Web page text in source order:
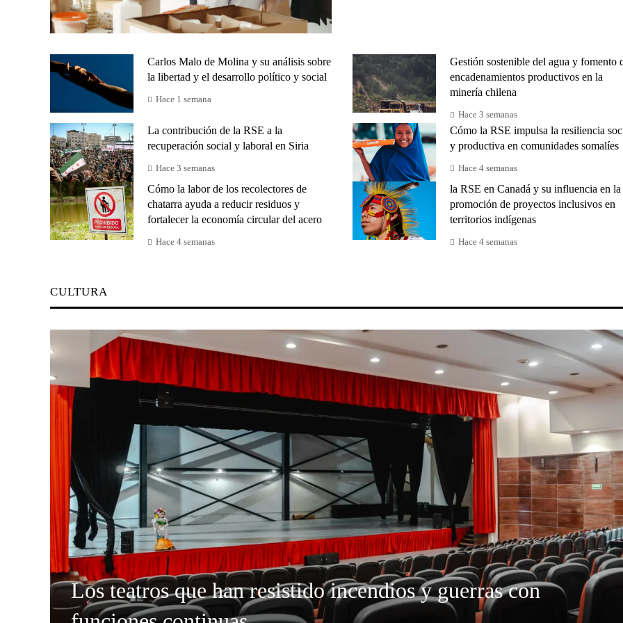
Carlos Malo de Molina y su análisis sobre
la libertad y el desarrollo político y social
Hace 1 semana
Gestión sostenible del agua y fomento
encadenamientos productivos en la
minería chilena
Hace 3 semanas
La contribución de la RSE a la
recuperación social y laboral en Siria
Hace 3 semanas
Cómo la RSE impulsa la resiliencia
y productiva en comunidades somalíes
Hace 4 semanas
Cómo la labor de los recolectores de
chatarra ayuda a reducir residuos y
fortalecer la economía circular del acero
Hace 4 semanas
la RSE en Canadá y su influencia en la
promoción de proyectos inclusivos en
territorios indígenas
Hace 4 semanas
CULTURA
Los teatros que han resistido incendios y guerras con